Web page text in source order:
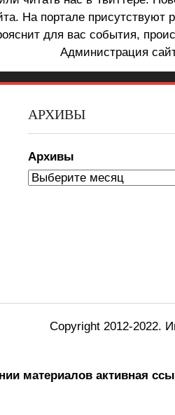
На портале
для вас события,
Администрация
АРХИВЫ
Архивы
Copyright 2012-2022.
материалов активная